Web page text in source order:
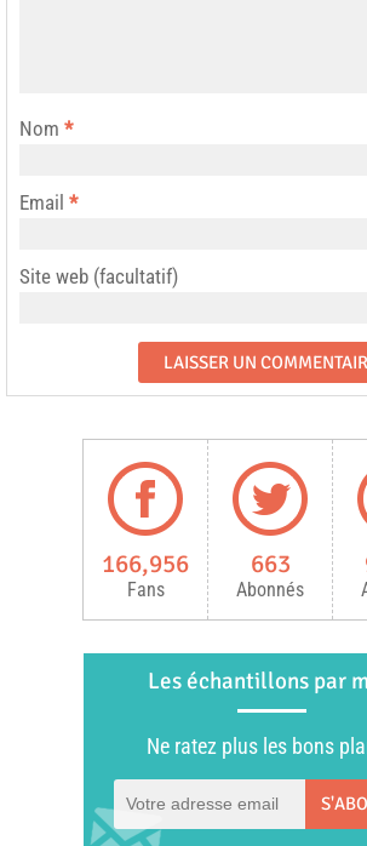
Nom *
Email *
Site web (facultatif)
166,956
Fans
663
Abonnés
Les échantillons par
Ne ratez plus les bons